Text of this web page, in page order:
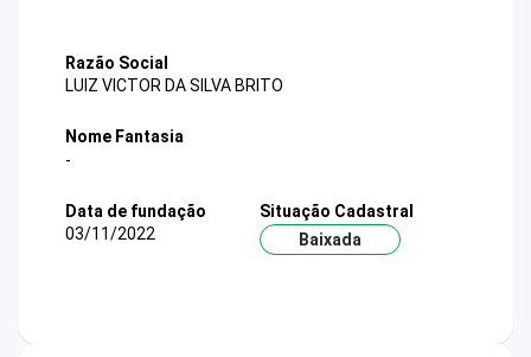
Razão Social
LUIZ VICTOR DA SILVA BRITO
Nome Fantasia
-
Data de fundação
03/11/2022
Situação Cadastral
Baixada